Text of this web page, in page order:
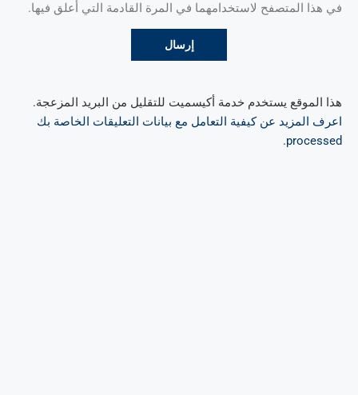
في هذا المتصفح لاستخدامهما في المرة القادمة التي أعلق فيها.
هذا الموقع يستخدم خدمة أكيسميت للتقليل من البريد المزعجة.
اعرف المزيد عن كيفية التعامل مع بيانات التعليقات الخاصة بك
processed
.